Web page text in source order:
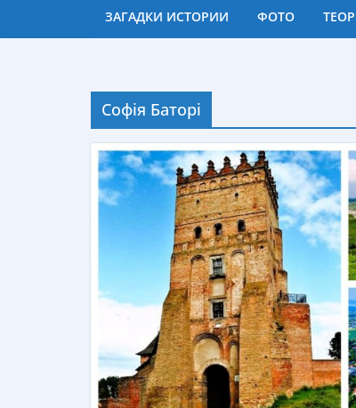
ЗАГАДКИ ИСТОРИИ ФОТО
Софія Баторі